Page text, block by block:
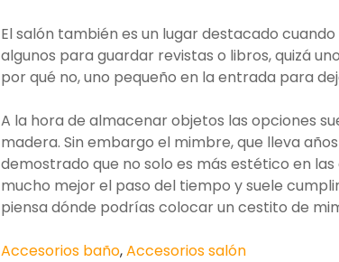
El salón también es un lugar destacado
algunos para guardar revistas o libros, quizá
por qué no, uno pequeño en la entrada para
A la hora de almacenar objetos las opciones
madera. Sin embargo el mimbre, que lleva
demostrado que no solo es más estético en
mucho mejor el paso del tiempo y suele
piensa dónde podrías colocar un cestito de
Accesorios baño,Accesorios salón